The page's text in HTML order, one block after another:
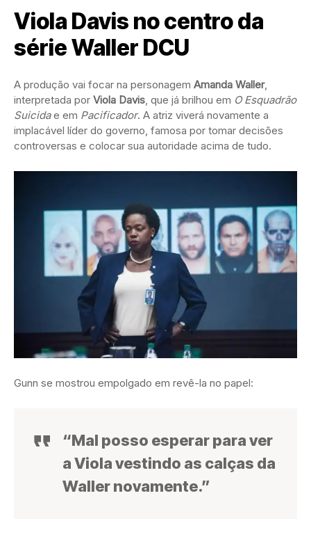
Viola Davis no centro da
série Waller DCU
A produção vai focar na personagem Amanda Waller,
interpretada por Viola Davis, que já brilhou em O Esquadrão
Suicidae em Pacificador. A atriz viverá novamente a
implacável líder do governo, famosa por tomar decisões
controversas e colocar sua autoridade acima de tudo.
Gunn se mostrou empolgado em revê-la no papel:
“Mal posso esperar para ver
a Viola vestindo as calças da
Waller novamente.”